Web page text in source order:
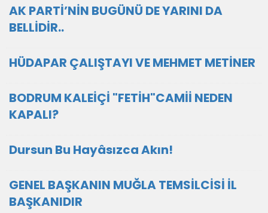
AK PARTİ’NİN BUGÜNÜ DE YARINI DA
BELLİDİR..
HÜDAPAR ÇALIŞTAYI VE MEHMET METİNER
BODRUM KALEİÇİ "FETİH"CAMİİ NEDEN
KAPALI?
Dursun Bu Hayâsızca Akın!
GENEL BAŞKANIN MUĞLA TEMSİLCİSİ İL
BAŞKANIDIR